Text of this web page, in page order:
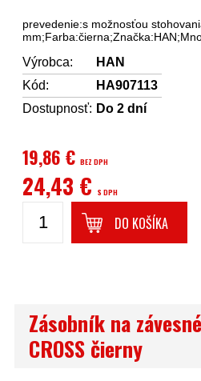
prevedenie:s možnosťou
Výrobca:
HAN
Kód:
HA907113
Dostupnosť: Do 2 dní
19,86 € BEZ DPH
24,43 € S DPH
DO KOŠÍKA
Zásobník na
CROSS čierny